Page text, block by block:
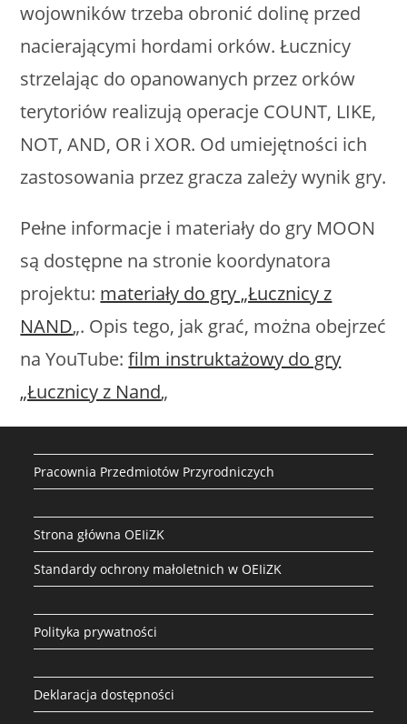
wojowników trzeba obronić dolinę przed
nacierającymi hordami orków. Łucznicy
strzelając do opanowanych przez orków
terytoriów realizują operacje COUNT, LIKE,
NOT, AND, OR i XOR. Od umiejętności ich
zastosowania przez gracza zależy wynik gry.
Pełne informacje i materiały do gry MOON
są dostępne na stronie koordynatora
projektu: materiały do gry „Łucznicy z
NAND„. Opis tego, jak grać, można obejrzeć
na YouTube:film instruktażowy do gry
„Łucznicy z Nand„
Pracownia Przedmiotów Przyrodniczych
Strona główna OEIiZK
Standardy ochrony małoletnich w OEIiZK
Polityka prywatności
Deklaracja dostępności